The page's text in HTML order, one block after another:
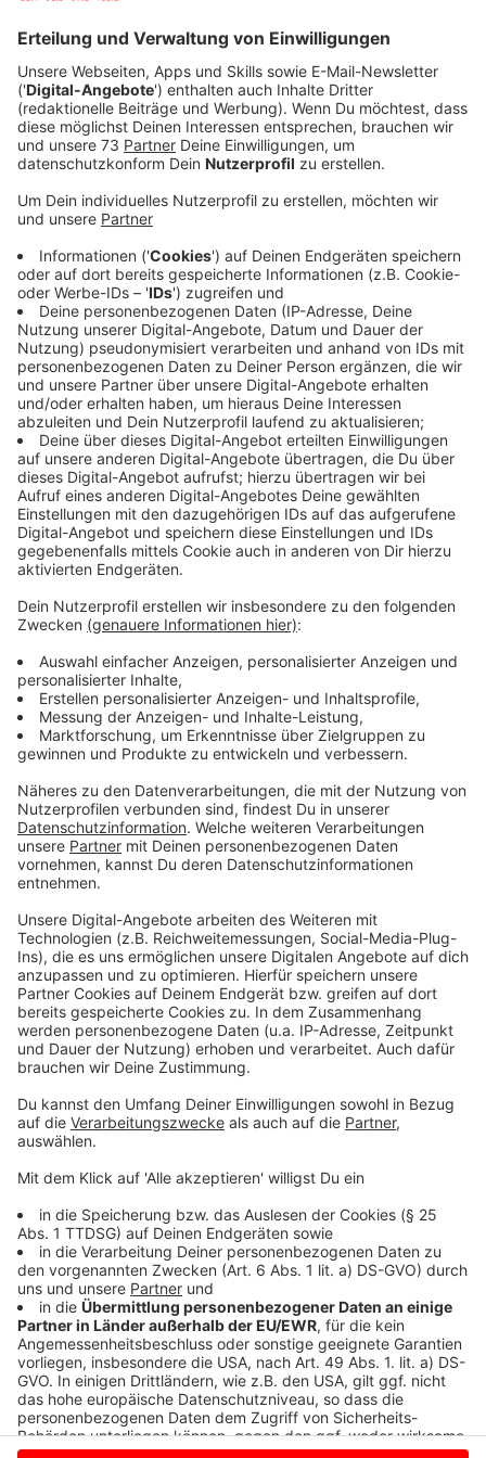
Anzeige
Wiederaufbau und Ersatz
Anzeige
Am vergangenen Wochenende, in der Nacht zum 30.
November 2025, brannte die Remise des
Heimatvereins Marbeck, das Herzstück
des Marbecker Weihnachtsmarktes. Die Polizei hat die
Ursache des Feuers ermittelt: Es handelte sich um
ein technisches Problem. Glücklicherweise wurde
niemand verletzt, und dank des schnellen Eingreifens
der Feuerwehr blieben das Kuchenzelt und
der Waffelstand vom Feuer verschont. Die
abgebrannte Remise wurde gestern mit vereinten
Kräften entfernt. Heute, am 5. Dezember, werden auf
der Fläche vier Holzhütten und ein Pavillon als Ersatz
angekündigt, ab morgen wieder alles anzubieten –
zu Weidekörben.
Anzeige
Weihnachtsmarkt bleibt geöffnet
Anzeige
Weihnachtsmarkt direkt am Sonntag wieder öffnen.
Die große Hilfsbereitschaft aus Dorf und Stadt hat es
dem Heimatverein ermöglicht, schnell zu reagieren und
den Betrieb aufrechtzuerhalten. Die Schadenshöhe ist
noch nicht bekannt, doch die Vorbereitungen für das
Wochenende laufen auf Hochtouren.
Anzeige
©RADIO WMW/Daniel Krawinkel
Anzeige
Anzeige